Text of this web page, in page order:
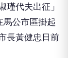
瑾代夫出征」
公市區掛起
長黃健忠日前